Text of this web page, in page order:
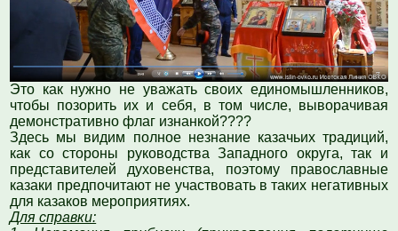
Это как нужно не уважать своих единомышленников,
чтобы позорить их и себя, в том числе, выворачивая
демонстративно флаг изнанкой????
Здесь мы видим полное незнание казачьих традиций,
как со стороны руководства Западного округа, так и
представителей духовенства, поэтому православные
казаки предпочитают не участвовать в таких негативных
для казаков мероприятиях.
Для справки: